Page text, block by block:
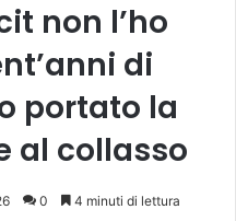
non l’ho
di
portato la
al collasso
0 4 minuti di lettura